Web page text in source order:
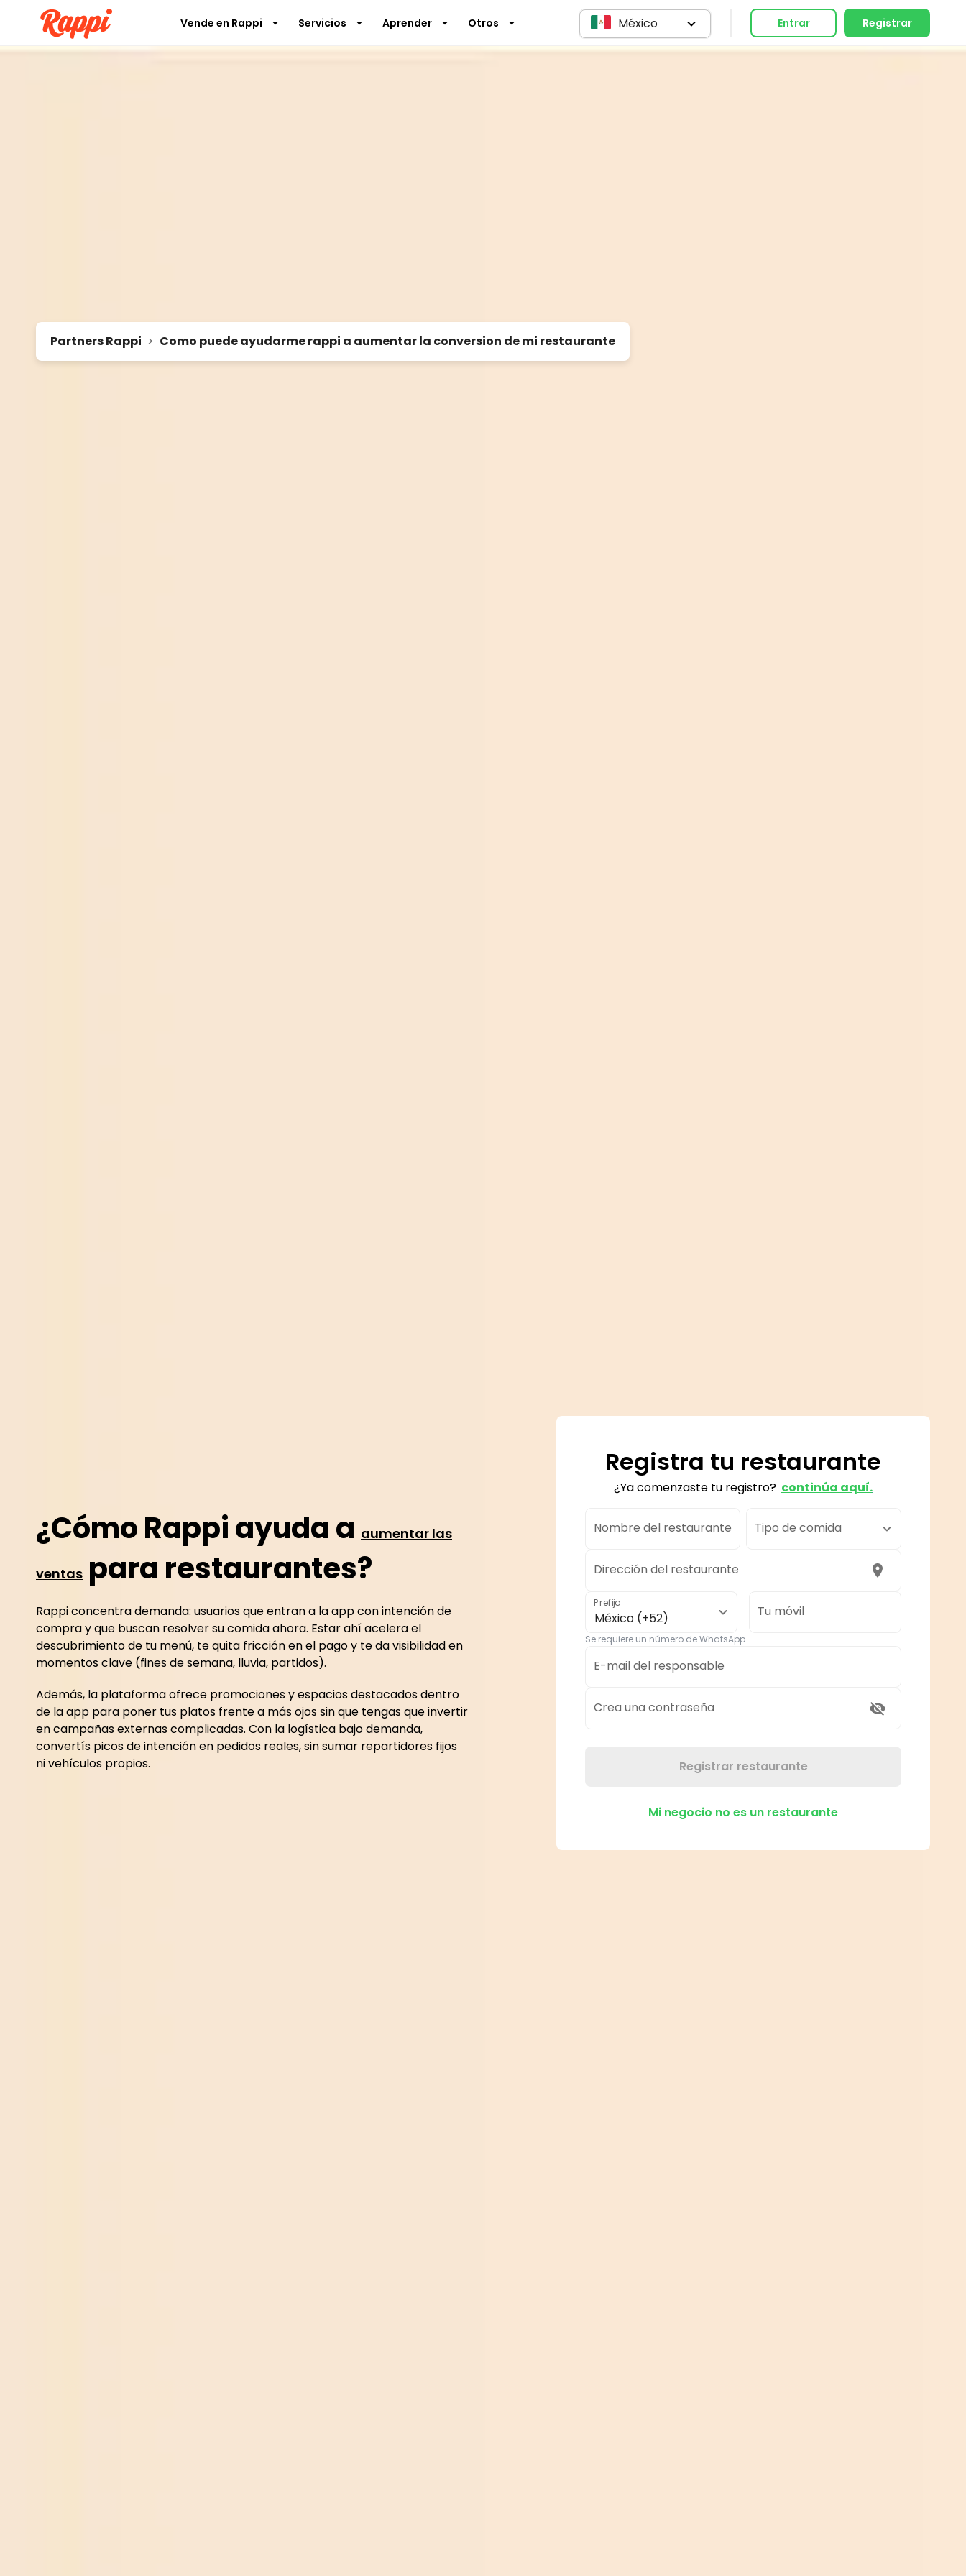
Vende en Rappi Servicios Aprender Otros
Partners Rappi > Como puede ayudarme rappi a aumentar la conversion de mi restaurante
México Entrar Registrar
¿Cómo Rappi ayuda a aumentar las
ventas para restaurantes?
Rappi concentra demanda: usuarios que entran a la app con intención de
compra y que buscan resolver su comida ahora. Estar ahí acelera el
descubrimiento de tu menú, te quita fricción en el pago y te da visibilidad en
momentos clave (fines de semana, lluvia, partidos).
Además, la plataforma ofrece promociones y espacios destacados dentro
de la app para poner tus platos frente a más ojos sin que tengas que invertir
en campañas externas complicadas. Con la logística bajo demanda,
convertís picos de intención en pedidos reales, sin sumar repartidores fijos
ni vehículos propios.
Registra tu restaurante
¿Ya comenzaste tu registro? continúa aquí.
Nombre del restaurante Tipo de comida
Dirección del restaurante
Prefijo
México (+52) Tu móvil
Se requiere un número de WhatsApp
E-mail del responsable
Crea una contraseña
Registrar restaurante
Mi negocio no es un restaurante